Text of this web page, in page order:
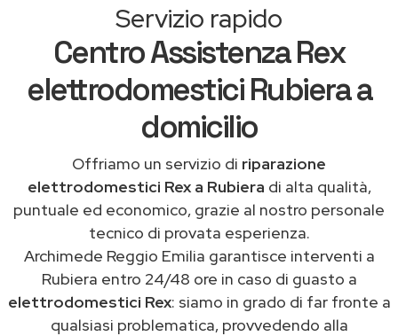
Servizio rapido
Centro Assistenza Rex
elettrodomestici Rubiera a
domicilio
Offriamo un servizio di riparazione
elettrodomestici Rex a Rubiera di alta qualità,
puntuale ed economico, grazie al nostro personale
tecnico di provata esperienza.
Archimede Reggio Emilia garantisce interventi a
Rubiera entro 24/48 ore in caso di guasto a
elettrodomestici Rex: siamo in grado di far fronte a
qualsiasi problematica, provvedendo alla